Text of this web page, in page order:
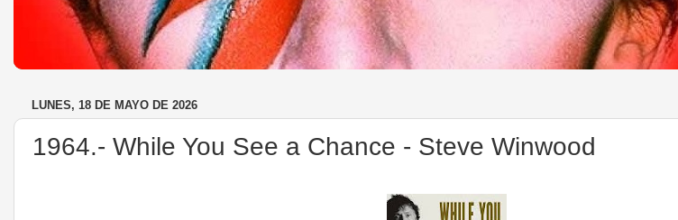
LUNES, 18 DE MAYO DE 2026
1964.- While You See a Chance - Steve Winwood